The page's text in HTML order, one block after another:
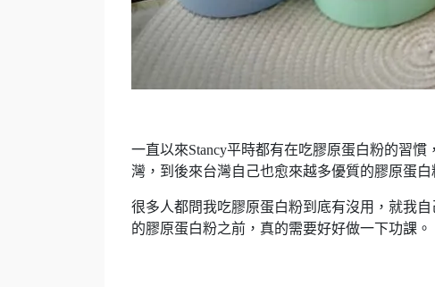
一直以來Stancy平時都有在吃膠原蛋白粉的習
灣，到後來台灣自己也愈來越多優質的膠原蛋
很多人都問我吃膠原蛋白粉到底有沒用，就我
的膠原蛋白粉之前，真的需要好好做一下功課。